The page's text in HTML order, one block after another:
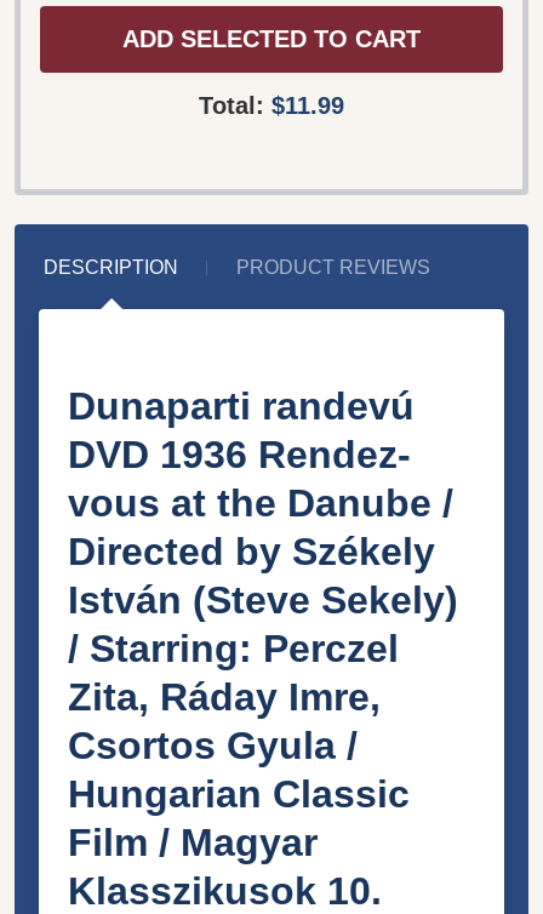
ADD SELECTED TO CART
Total: $11.99
DESCRIPTION PRODUCT REVIEWS
Dunaparti randevú
DVD 1936 Rendez-
vous at the Danube /
Directed by Székely
István (Steve Sekely)
/ Starring: Perczel
Zita, Ráday Imre,
Csortos Gyula /
Hungarian Classic
Film / Magyar
Klasszikusok 10.